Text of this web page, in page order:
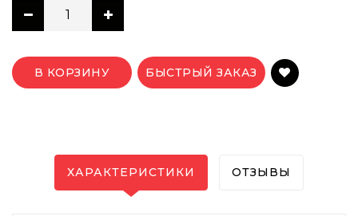
В КОРЗИНУ БЫСТРЫЙ ЗАКАЗ
ХАРАКТЕРИСТИКИ ОТЗЫВЫ